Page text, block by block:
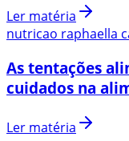
Ler matéria
nutricao raphaella
As tentações
cuidados na
Ler matéria